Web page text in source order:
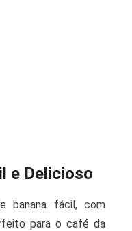
e Delicioso
banana fácil, com
para o café da